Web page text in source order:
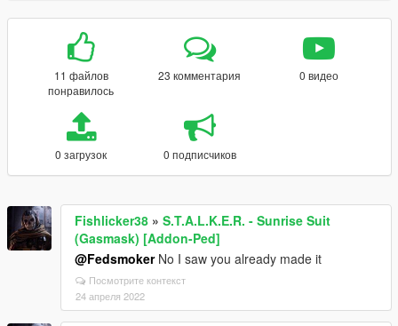
11 файлов
понравилось
23 комментария 0 видео
0 загрузок 0 подписчиков
Fishlicker38 » S.T.A.L.K.E.R. - Sunrise Suit
(Gasmask) [Addon-Ped]
@FedsmokerNo I saw you already made it
Посмотрите контекст
24 апреля 2022